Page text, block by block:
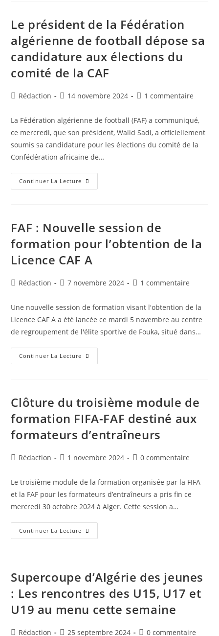
De
La
CAF
A
Se
Déroule
Fouka
Le président de la Fédération
algérienne de football dépose sa
candidature aux élections du
comité de la CAF
Auteur/autrice
la
publication :
Rédaction
Publication
14 novembre 2024
Commentaires
la
publication :
1 commentaire
La Fédération algérienne de football (FAF) a communiqué,
ce mercredi, que son président, Walid Sadi, a officiellement
soumis sa candidature pour les élections du comité de la
Confédération africaine de…
Continuer La Lecture Le
Président
De
Football
Sa
Candidature
Aux
Élections
De
FAF : Nouvelle session de
formation pour l’obtention de la
Licence CAF A
Auteur/autrice
la
publication :
Rédaction
Publication
7 novembre 2024
Commentaires
publication :
1 commentaire
Une nouvelle session de formation visant l'obtention de la
Licence CAF A a été lancée ce mardi 5 novembre au centre
de regroupement de l'élite sportive de Fouka, situé dans…
Continuer La Lecture FAF
:
Pour
L’obtention
La
Licence
CAF
A
Clôture du troisième module de
formation FIFA-FAF destiné aux
formateurs d’entraîneurs
Auteur/autrice
la
publication :
Rédaction
Publication
1 novembre 2024
Commentaires
publication :
0 commentaire
Le troisième module de la formation organisée par la FIFA
et la FAF pour les formateurs d’entraîneurs a pris fin ce
mercredi 30 octobre 2024 à Alger. Cette session a…
Continuer La Lecture Clôture
Du
FIFA-
FAF
Destiné
Aux
Formateurs
D’entraîneurs
Supercoupe d’Algérie des jeunes
: Les rencontres des U15, U17 et
U19 au menu cette semaine
Auteur/autrice
Rédaction Publication
25 septembre 2024 Commentaires
0 commentaire